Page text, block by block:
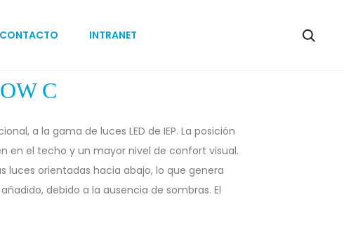
CONTACTO INTRANET
C
a la gama de luces LED de IEP. La posición
en el techo y un mayor nivel de confort visual.
luces orientadas hacia abajo, lo que genera
debido a la ausencia de sombras. El